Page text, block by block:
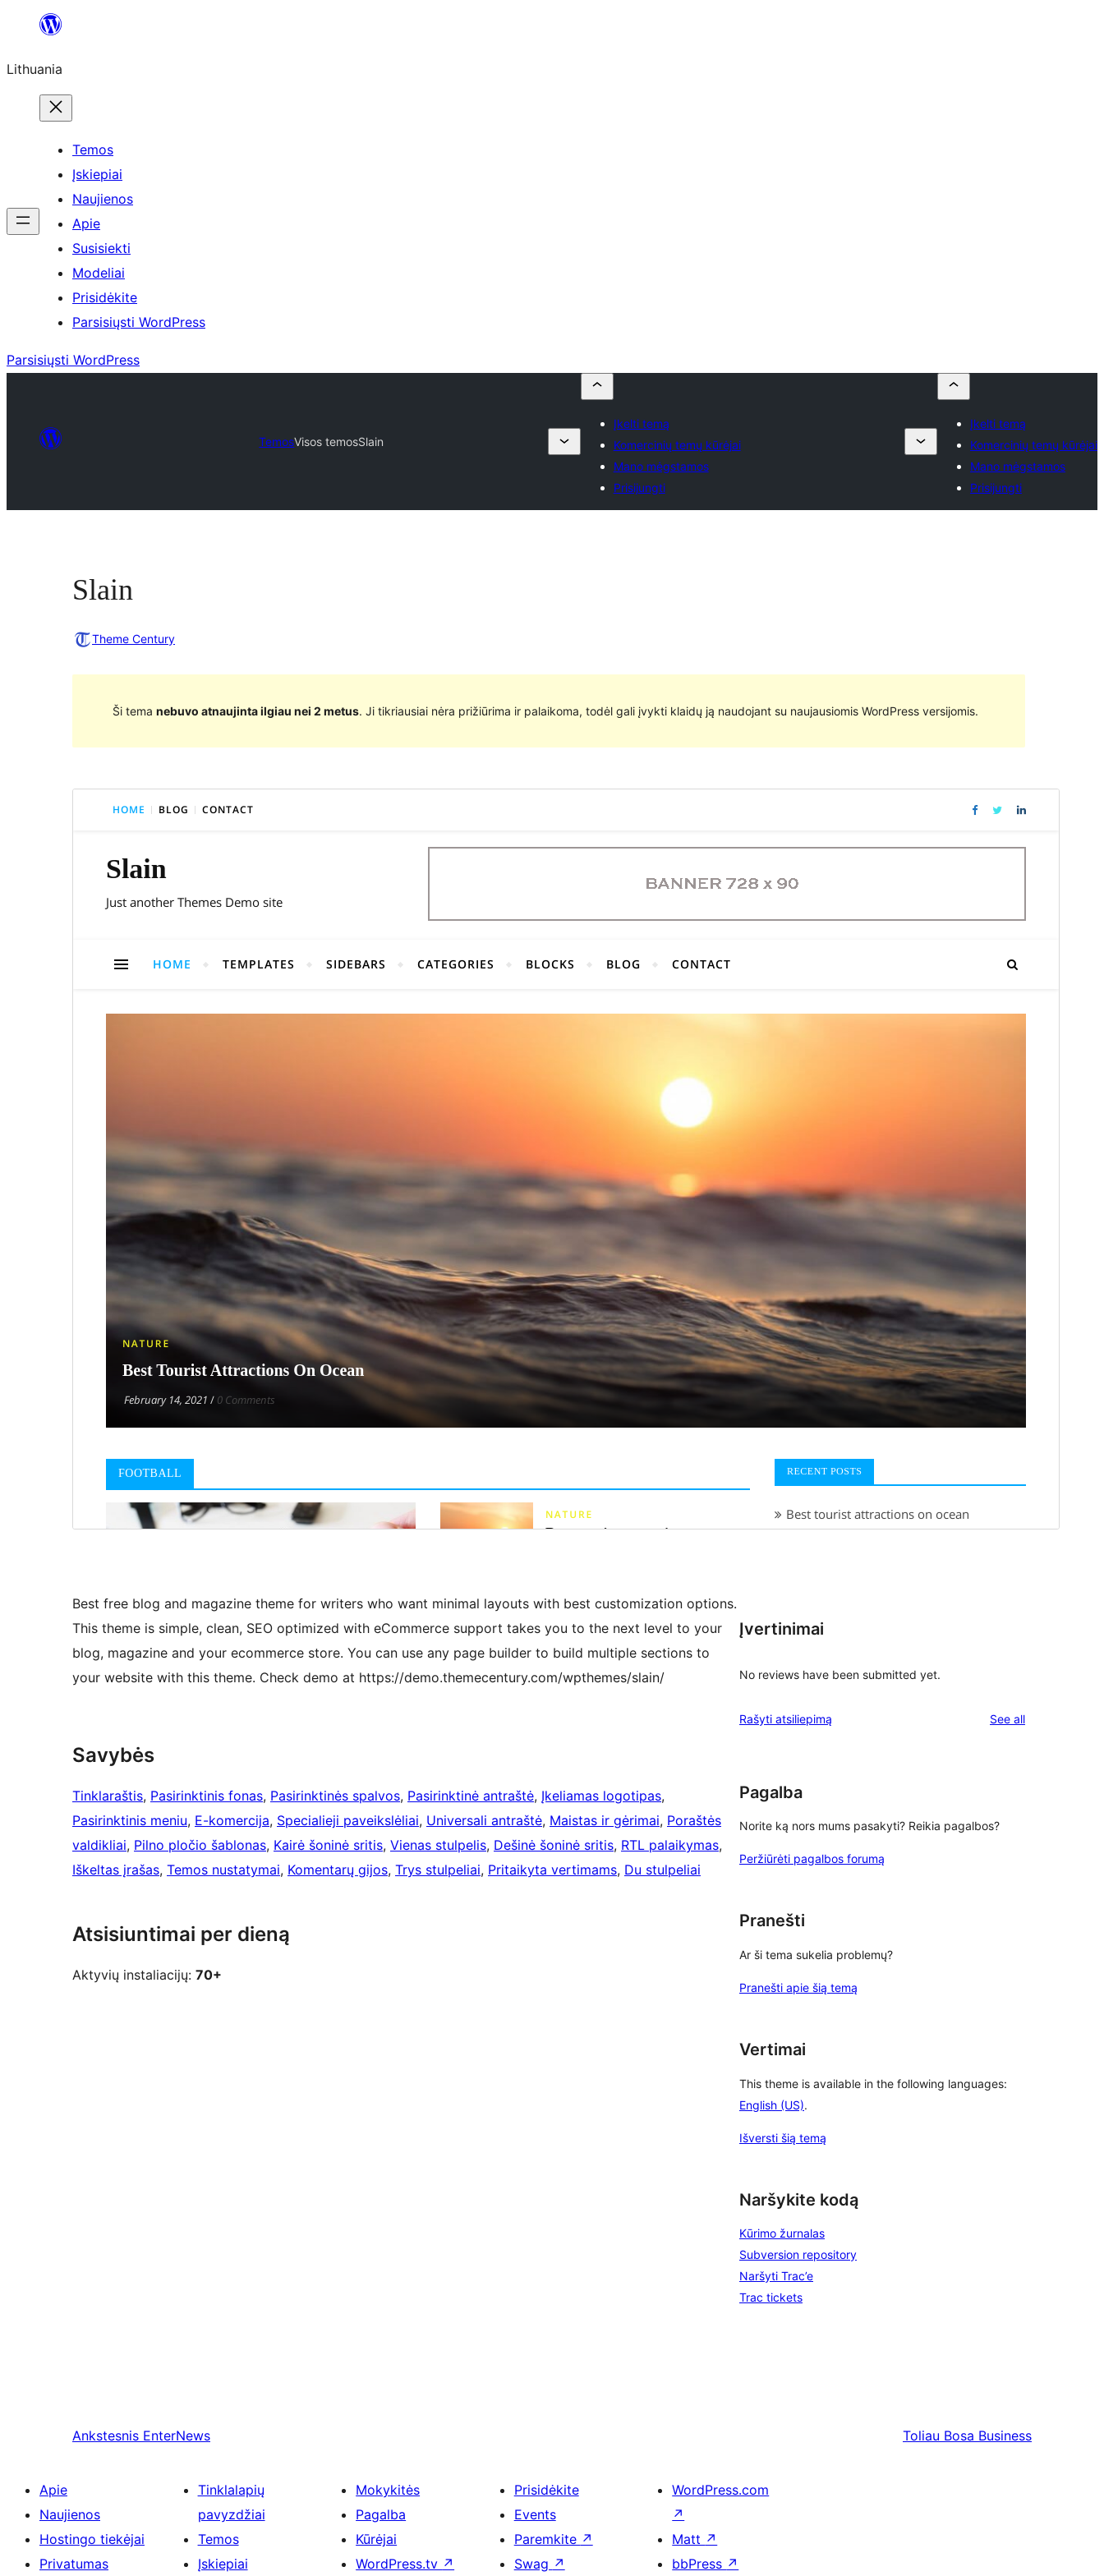
turinio
Lithuania
Temos
Įskiepiai
Naujienos
Apie
Susisiekti
Modeliai
Prisidėkite
Parsisiųsti WordPress
Parsisiųsti WordPress
TemosVisos temosSlain
Įkelti temą
Komercinių temų kūrėjai
Mano mėgstamos
Prisijungti
Įkelti temą
Komercinių temų kūrėjai
Mano mėgstamos
Prisijungti
Slain
Theme Century
Ši tema nebuvo atnaujinta ilgiau nei 2 metus. Ji tikriausiai nėra prižiūrima ir palaikoma, todėl gali įvykti klaidų ją naudojant su naujausiomis WordPress versijomis.
WordPress versija
Best free blog and magazine theme for writers who want minimal layouts with best customization options.
This theme is simple, clean, SEO optimized with eCommerce support takes you to the next level to your
blog, magazine and your ecommerce store. You can use any page builder to build multiple sections to
your website with this theme. Check demo at https://demo.themecentury.com/wpthemes/slain/
Savybės
Tinklaraštis, Pasirinktinis fonas, Pasirinktinės spalvos, Pasirinktinė antraštė, Įkeliamas logotipas
Pasirinktinis meniu, E-komercija, Specialieji paveikslėliai, Universali antraštė, Maistas ir gėrimai, Poraštės
valdikliai, Pilno pločio šablonas, Kairė šoninė sritis, Vienas stulpelis, Dešinė šoninė sritis, RTL palaikymas
Iškeltas įrašas, Temos nustatymai, Komentarų gijos, Trys stulpeliai, Pritaikyta vertimams, Du stulpeliai
Atsisiuntimai per dieną
Aktyvių instaliacijų: 70+
Įvertinimai
No reviews have been submitted yet.
Rašyti atsiliepimą See allreviews
Pagalba
Norite ką nors mums pasakyti? Reikia pagalbos?
Peržiūrėti pagalbos forumą
Pranešti
Ar ši tema sukelia problemų?
Pranešti apie šią temą
Vertimai
This theme is available in the following languages:
English (US).
Išversti šią temą
Naršykite kodą
Kūrimo žurnalas
Subversion repository
Naršyti Trac’e
Trac tickets
Ankstesnis EnterNews Toliau Bosa Business
Apie
Naujienos
Hostingo tiekėjai
Privatumas
Tinklalapių
pavyzdžiai
Temos
Įskiepiai
Mokykitės
Pagalba
Kūrėjai
WordPress.tv ↗
Prisidėkite
Events
Paremkite ↗
Swag ↗
WordPress.com
↗
Matt ↗
bbPress ↗